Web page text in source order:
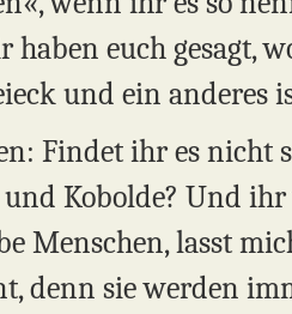
haben euch gesagt,
und ein anderes
Findet ihr es
Kobolde? Und
Menschen, lasst
denn sie werden